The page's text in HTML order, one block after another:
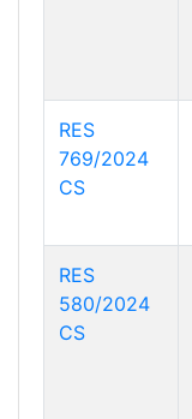
RES
769/2024
CS
RES
580/2024
CS